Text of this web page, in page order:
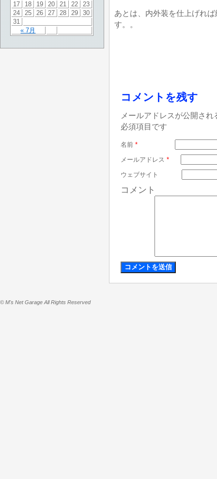
« 7月
17
18 19 20 21 22
23
24
25 26 27 28 29
30
31
あとは、内外装を仕上げれ
す。。
コメントを残す
メールアドレスが公開さ
必須項目です
名前 *
メールアドレス *
ウェブサイト
コメント
© M's Net Garage All Rights Reserved